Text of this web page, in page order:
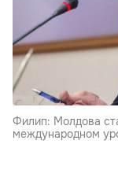
Филип: Молдова
международном